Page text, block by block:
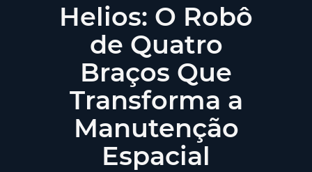
Helios: O Robô
de Quatro
Braços Que
Transforma a
Manutenção
Espacial